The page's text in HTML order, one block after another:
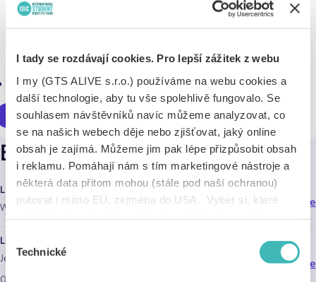
I tady se rozdávají cookies. Pro lepší zážitek z webu
I my (GTS ALIVE s.r.o.) používáme na webu cookies a
další technologie, aby tu vše spolehlivě fungovalo. Se
souhlasem návštěvníků navíc můžeme analyzovat, co
se na našich webech děje nebo zjišťovat, jaký online
obsah je zajímá. Můžeme jim pak lépe přizpůsobit obsah
i reklamu. Pomáhají nám s tím marketingové nástroje a
některá data přitom mohou (stále pod naší ochranou)
putovat i mimo EU, zejména do USA. Vyber si, které
v sekci „Detaily“. Svoji volbu můžeš kdykoliv změnit v
„Nastavení cookies“ (ikonka v zápatí webu). Vše o tom,
souhlasu
Technické
Up to 10% cashback on regional
Regional connections in the Orlickoústec region
Use online
Branches
LEO Express
Wilsonova 8 , hlavní nádraží , Praha 2 110 00
74,8 km Navigate
LEO Express
Jeremenkova 103/23 , hlavní nádraží , Olomouc 779
00
Navigate